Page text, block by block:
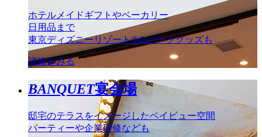
ホテルメイドギフトやベーカリー
日用品まで
東京ディズニーリゾート®のパークグッズも
詳細をみる
BANQUET宴会場
邸宅のテラスをイメージしたベイビュー空間
パーティーや企業研修なども